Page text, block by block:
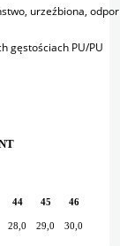
urzeźbiona,
gęstościach PU/PU
44 45 46
28,0 29,0 30,0